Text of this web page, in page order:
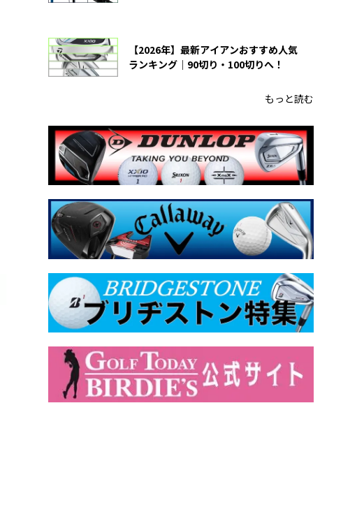
【2026年】最新アイアンおすすめ人気
ランキング｜90切り・100切りへ！
もっと読む